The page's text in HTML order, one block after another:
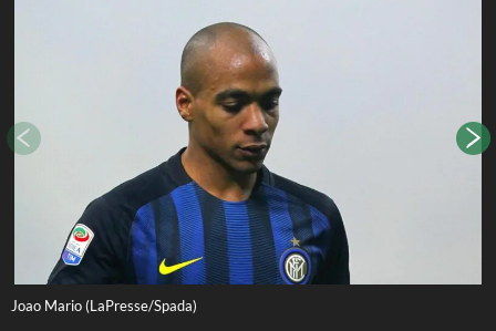
Joao Mario (LaPresse/Spada)